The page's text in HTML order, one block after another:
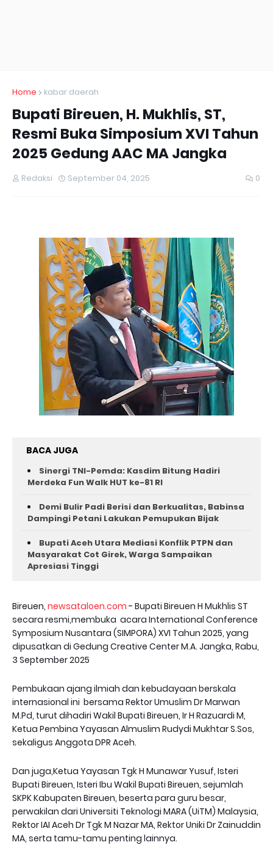
Home kabar daerah
Bupati Bireuen, H. Mukhlis, ST,
Resmi Buka Simposium XVI Tahun
2025 Gedung AAC MA Jangka
Redaksi September 04, 2025 0
BACA JUGA
Sinergi TNI-Pemda: Kasdim Bitung Hadiri
Merdeka Fun Walk HUT ke-81 RI
Demi Bulir Padi Berisi dan Berkualitas, Babinsa
Dampingi Petani Lakukan Pemupukan Bijak
Bupati Aceh Utara Mediasi Konflik PTPN dan
Masyarakat Cot Girek, Warga Sampaikan
Apresiasi Tinggi
Bireuen, newsataloen.com - Bupati Bireuen H Mukhlis ST
secara resmi,membuka acara International Conference
Symposium Nusantara (SIMPORA) XVI Tahun 2025, yang
dipusatkan di Gedung Creative Center M.A. Jangka, Rabu,
3 September 2025
Pembukaan ajang ilmiah dan kebudayaan berskala
internasional ini bersama Rektor Umuslim Dr Marwan
M.Pd, turut dihadiri Wakil Bupati Bireuen, Ir H Razuardi M,
Ketua Pembina Yayasan Almuslim Rudydi Mukhtar S.Sos,
sekaligus Anggota DPR Aceh.
Dan juga,Ketua Yayasan Tgk H Munawar Yusuf, Isteri
Bupati Bireuen, Isteri Ibu Wakil Bupati Bireuen, sejumlah
SKPK Kabupaten Bireuen, beserta para guru besar,
perwakilan dari Universiti Teknologi MARA (UiTM) Malaysia,
Rektor IAI Aceh Dr Tgk M Nazar MA, Rektor Uniki Dr Zainuddin
MA, serta tamu-tamu penting lainnya.